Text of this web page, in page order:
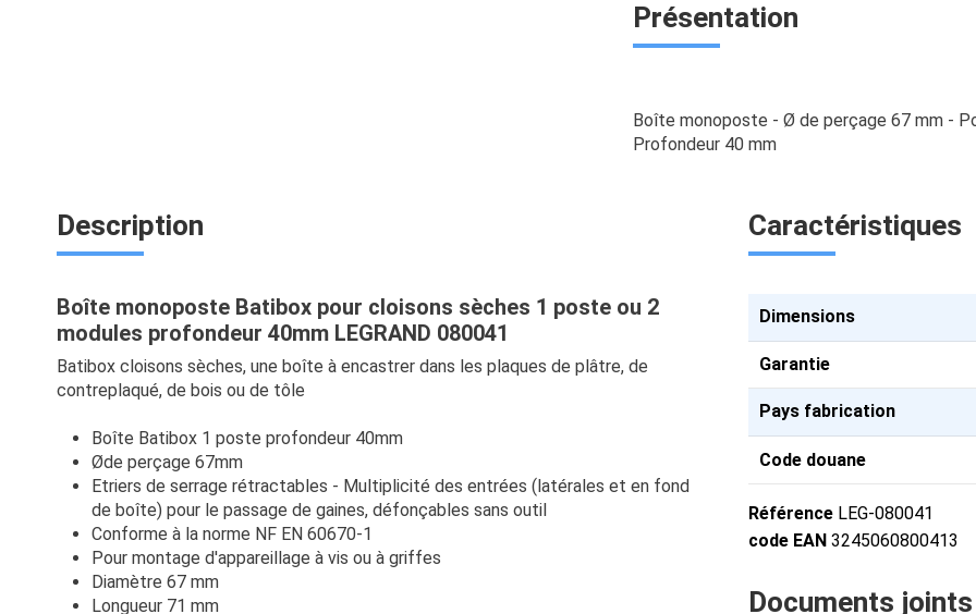
Présentation
Boîte monoposte - Ø de perçage 67 mm -
Profondeur 40 mm
Description
Boîte monoposte Batibox pour cloisons sèches 1 poste ou 2
modules profondeur 40mm LEGRAND 080041
Batibox cloisons sèches, une boîte à encastrer dans les plaques de plâtre, de
contreplaqué, de bois ou de tôle
Boîte Batibox 1 poste profondeur 40mm
Øde perçage 67mm
Etriers de serrage rétractables - Multiplicité des entrées (latérales et en fond
de boîte) pour le passage de gaines, défonçables sans outil
Conforme à la norme NF EN 60670-1
Pour montage d'appareillage à vis ou à griffes
Diamètre 67 mm
Longueur 71 mm
Caractéristiques
Dimensions
Garantie
Pays fabrication
Code douane
Référence LEG-080041
code EAN 3245060800413
Documents joints